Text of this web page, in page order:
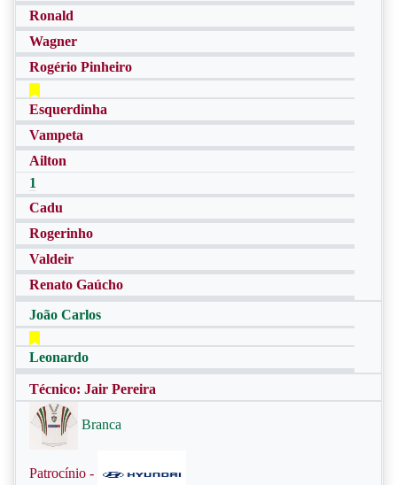
Ronald
Wagner
Rogério Pinheiro
Esquerdinha
Vampeta
Ailton
1
Cadu
Rogerinho
Valdeir
Renato Gaúcho
João Carlos
Leonardo
Técnico: Jair Pereira
Branca
Patrocínio -